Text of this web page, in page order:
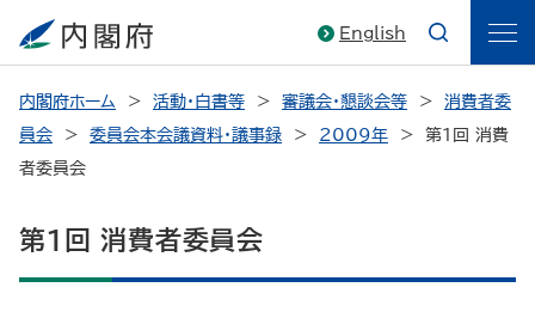
English
内閣府ホーム 活動・白書等 審議会・懇談会等
消費者委
員会
委員会本会議資料・議事録 2009年
第1回 消費
者委員会
第1回 消費者委員会